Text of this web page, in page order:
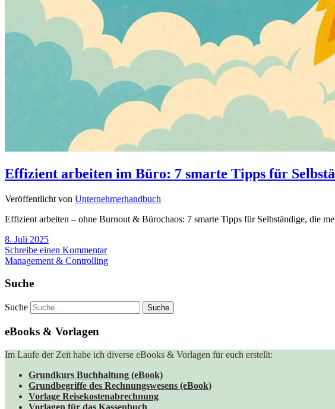
Effizient arbeiten im Büro: 7 smarte Tipps für
Veröffentlicht von Unternehmerhandbuch
Effizient arbeiten – ohne Burnout & Bürochaos: 7 smarte Tipps für Selbständige, die
8. Juli 2025
Schreibe einen Kommentar
Management & Controlling
Suche
Suche
eBooks & Vorlagen
Im Laufe der Zeit habe ich diverse eBooks & Vorlagen für euch erstellt:
Grundkurs Buchhaltung (eBook)
Grundbegriffe des Rechnungswesens (eBook)
Vorlage Reisekostenabrechnung
Vorlagen für das Kassenbuch